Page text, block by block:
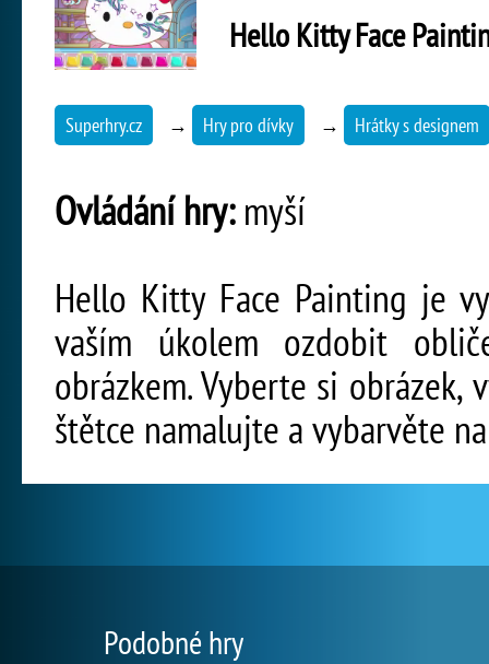
Hello Kitty Face
Superhry.cz → Hry pro dívky → Hrátky s designem
Ovládání hry:myší
Hello Kitty Face Painting je
vaším úkolem ozdobit
obrázkem. Vyberte si
štětce namalujte a vybarvěte
Podobné hry